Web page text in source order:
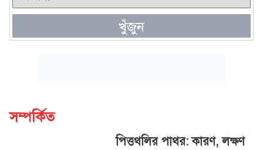
খুঁজুন
সম্পর্কিত
পিত্তথলির পাথর: কারণ, লক্ষণ